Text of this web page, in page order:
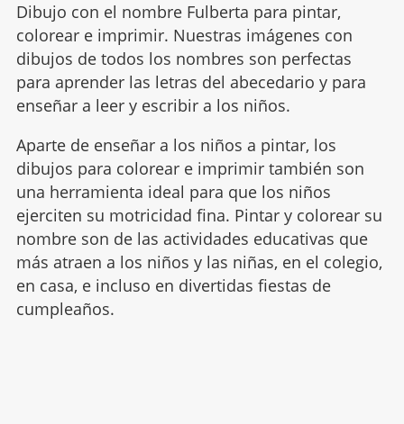
Dibujo con el nombre Fulberta para pintar,
colorear e imprimir. Nuestras imágenes con
dibujos de todos los nombres son perfectas
para aprender las letras del abecedario y para
enseñar a leer y escribir a los niños.
Aparte de enseñar a los niños a pintar, los
dibujos para colorear e imprimir también son
una herramienta ideal para que los niños
ejerciten su motricidad fina. Pintar y colorear su
nombre son de las actividades educativas que
más atraen a los niños y las niñas, en el colegio,
en casa, e incluso en divertidas fiestas de
cumpleaños.